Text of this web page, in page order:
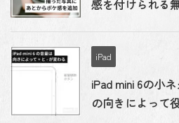
感を付けられる
iPad
iPad mini 6の小
の向きによって